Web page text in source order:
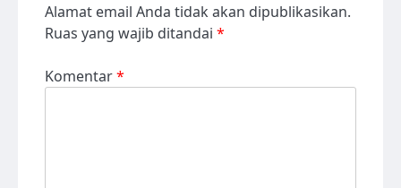
Alamat email Anda tidak akan dipublikasikan.
Ruas yang wajib ditandai *
Komentar*